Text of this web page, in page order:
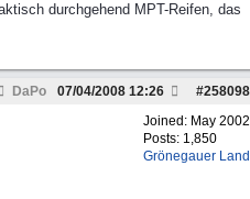
durchgehend MPT-Reifen, das
DaPo #258098
07/04/2008 12:26
Joined: May 2002
Posts: 1,850
Grönegauer Land